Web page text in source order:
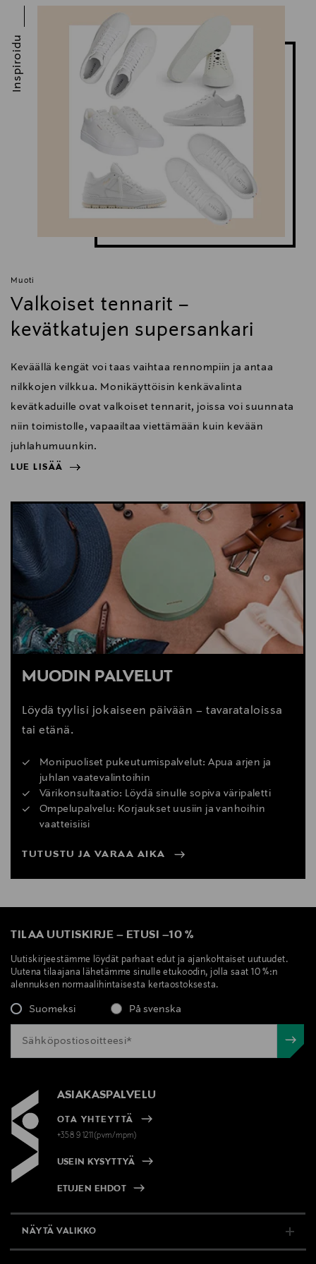
Muoti
Valkoiset tennarit –
kevätkatujen supersankari
Keväällä kengät voi taas vaihtaa rennompiin ja antaa
nilkkojen vilkkua. Monikäyttöisin kenkävalinta
kevätkaduille ovat valkoiset tennarit, joissa voi suunnata
niin toimistolle, vapaailtaa viettämään kuin kevään
juhlahumuunkin.
LUE LISÄÄ
Inspiroidu
LUE LISÄÄ
MUODIN PALVELUT
Löydä tyylisi jokaiseen päivään – tavarataloissa
tai etänä.
Monipuoliset pukeutumispalvelut: Apua arjen ja
juhlan vaatevalintoihin
Värikonsultaatio: Löydä sinulle sopiva väripaletti
Ompelupalvelu: Korjaukset uusiin ja vanhoihin
vaatteisiisi
TUTUSTU JA VARAA AIKA
TILAA UUTISKIRJE – ETUSI –10 %
Uutiskirjeestämme löydät parhaat edut ja ajankohtaiset uutuudet.
Uutena tilaajana lähetämme sinulle etukoodin, jolla saat 10 %:n
alennuksen normaalihintaisesta kertaostoksesta.
Suomeksi På svenska
ASIAKASPALVELU
OTA YHTEYTTÄ
+358 9 1211(pvm/mpm)
USEIN KYSYTTYÄ
ETUJEN EHDOT
NÄYTÄ VALIKKO